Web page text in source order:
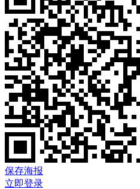
保存海报
立即登录